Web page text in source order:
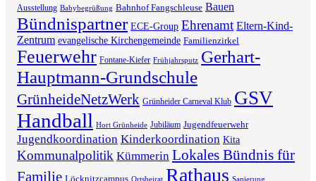
Ausstellung Babybegrüßung Bahnhof Fangschleuse Bauen
Bündnispartner ECE-Group Ehrenamt Eltern-Kind-
Zentrum evangelische Kirchengemeinde Familienzirkel
Feuerwehr Fontane-Kiefer Frühjahrsputz Gerhart-
Hauptmann-Grundschule
GrünheideNetzWerk Grünheider Carneval Klub GSV
Handball Hort Grünheide Jubiläum Jugendfeuerwehr
Jugendkoordination Kinderkoordination Kita
Kommunalpolitik Kümmerin Lokales Bündnis für
Familie Löcknitzcampus Rathaus